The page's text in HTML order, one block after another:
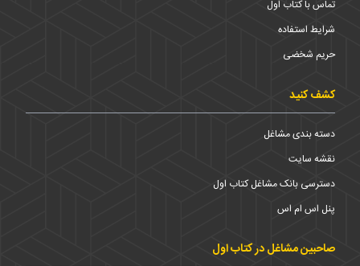
تماس با کتاب اول
شرایط استفاده
حریم شخضی
کشف کنید
دسته بندی مشاغل
نقشه سایت
دسترسی بانک مشاغل کتاب اول
پنل اس ام اس
صاحبین مشاغل در کتاب اول